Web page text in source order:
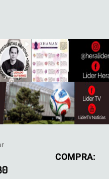
COMPRA: